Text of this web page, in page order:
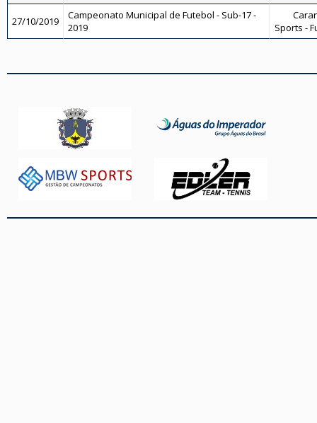
27/10/2019
Campeonato Municipal de Futebol - Sub-17 -
2019
Sports -